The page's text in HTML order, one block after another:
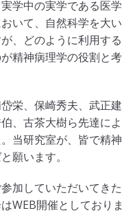
学中の実学である医学
いて、自然科学を大い
、どのように利用する
精神病理学の役割と考
栄、保崎秀夫、武正建
、古茶大樹ら先達によ
当研究室が、皆で精神
願います。
加していただいてきた
WEB開催としておりま